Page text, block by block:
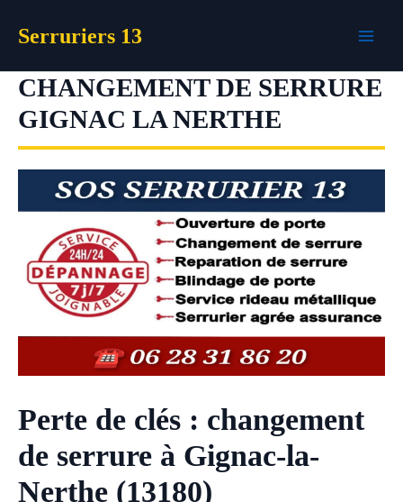
Serruriers 13
CHANGEMENT DE SERRURE
GIGNAC LA NERTHE
Perte de clés : changement
de serrure à Gignac-la-
Nerthe (13180)